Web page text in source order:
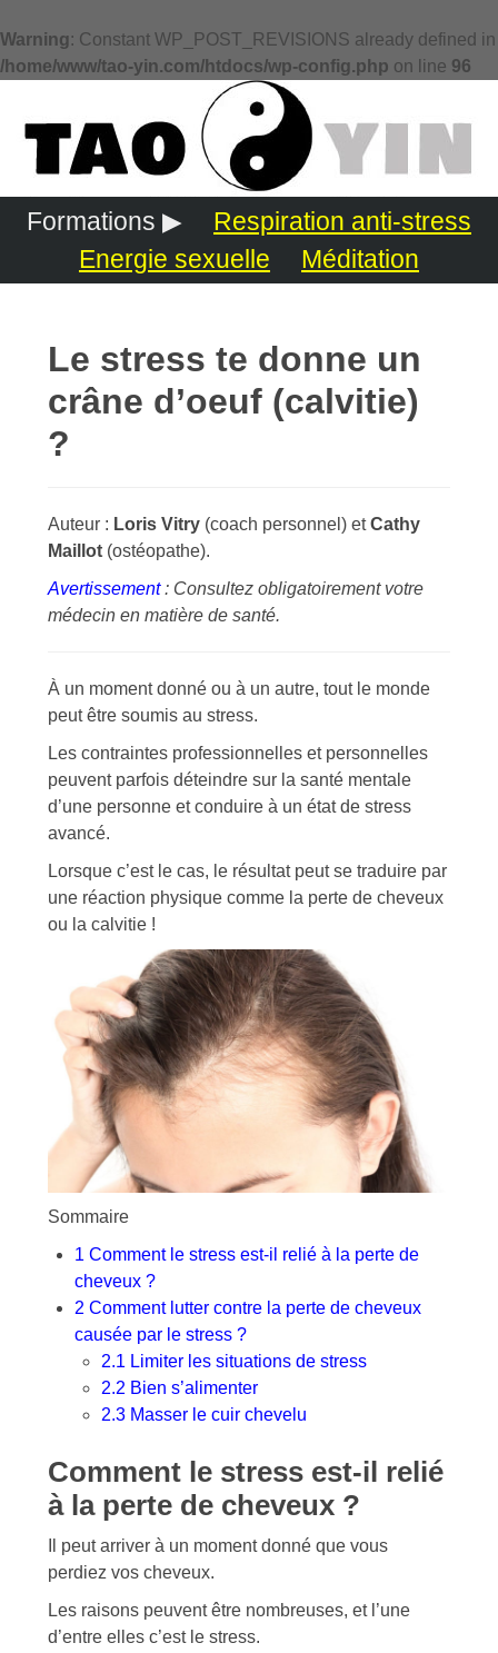
Warning: Constant WP_POST_REVISIONS already defined in
/home/www/tao-yin.com/htdocs/wp-config.php on line 96
Formations ▶
Respiration anti-stress
Energie sexuelle
Méditation
Le stress te donne un
crâne d’oeuf (calvitie)
?
Auteur : Loris Vitry (coach personnel) etCathy
Maillot (ostéopathe).
Avertissement: Consultez obligatoirement votre
médecin en matière de santé.
À un moment donné ou à un autre, tout le monde
peut être soumis au stress.
Les contraintes professionnelles et personnelles
peuvent parfois déteindre sur la santé mentale
d’une personne et conduire à un état de stress
avancé.
Lorsque c’est le cas, le résultat peut se traduire par
une réaction physique comme la perte de cheveux
ou la calvitie !
Sommaire
1 Comment le stress est-il relié à la perte de
cheveux ?
2 Comment lutter contre la perte de cheveux
causée par le stress ?
2.1 Limiter les situations de stress
2.2 Bien s’alimenter
2.3 Masser le cuir chevelu
Comment le stress est-il relié
à la perte de cheveux ?
Il peut arriver à un moment donné que vous
perdiez vos cheveux.
Les raisons peuvent être nombreuses, et l’une
d’entre elles c’est le stress.